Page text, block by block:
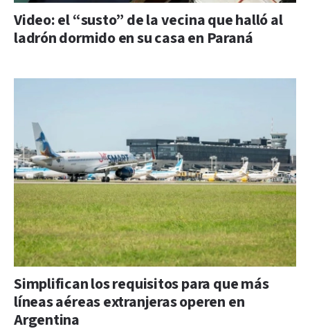
Video: el “susto” de la vecina que halló al
ladrón dormido en su casa en Paraná
Simplifican los requisitos para que más
líneas aéreas extranjeras operen en
Argentina